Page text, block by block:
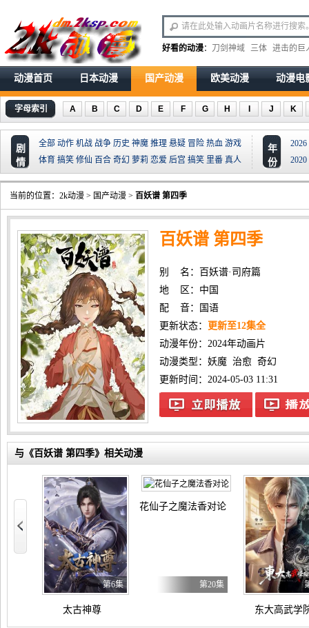
好看的动漫： 刀剑神域 三体 进击的巨
动漫首页 日本动漫 国产动漫 欧美动漫 动漫电
字母索引 A B C D E F G H J K
剧
情
全部 动作 机战 战争 历史 神魔 推理 悬疑 冒险 热血 游戏
体育 搞笑 修仙 百合 奇幻 萝莉 恋爱 后宫 搞笑 里番 真人
年
份
2026
2020
当前的位置： 2k动漫 > 国产动漫 > 百妖谱 第四季
百妖谱 第四季
别 名：百妖谱·司府篇
地 区：中国
配 音：国语
更新状态：
更新至12集全
动漫年份： 2024年动画片
动漫类型： 妖魔 治愈 奇幻
更新时间：2024-05-03 11:31
与《百妖谱 第四季》相关动漫
太古神尊
第6集
花仙子之魔法香对论
第20集
东大高武学